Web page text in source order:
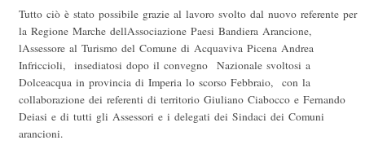
Tutto ciò è stato possibile grazie al lavoro svolto dal nuovo referente per
la Regione Marche dellAssociazione Paesi Bandiera Arancione,
lAssessore al Turismo del Comune di Acquaviva Picena Andrea
Infriccioli, insediatosi dopo il convegno Nazionale svoltosi a
Dolceacqua in provincia di Imperia lo scorso Febbraio, con la
collaborazione dei referenti di territorio Giuliano Ciabocco e Fernando
Deiasi e di tutti gli Assessori e i delegati dei Sindaci dei Comuni
arancioni.